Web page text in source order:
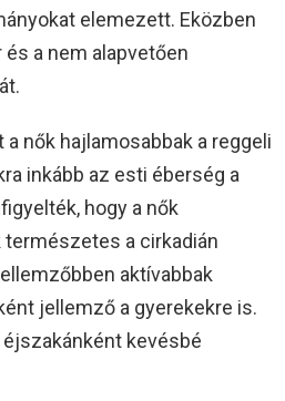
elemezett. Eközben
és a nem alapvetően
nők hajlamosabbak a reggeli
inkább az esti éberség a
hogy a nők
a cirkadián
aktívabbak
jellemző a gyerekekre is.
kevésbé